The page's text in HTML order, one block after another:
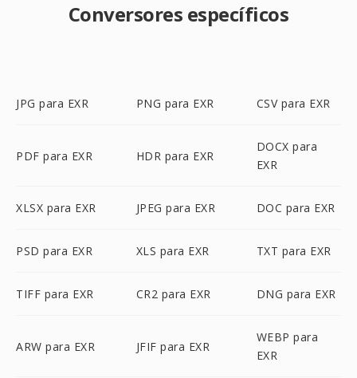
Conversores específicos
JPG para EXR PNG para EXR CSV para EXR
PDF para EXR HDR para EXR
DOCX para
EXR
XLSX para EXR JPEG para EXR DOC para EXR
PSD para EXR XLS para EXR TXT para EXR
TIFF para EXR CR2 para EXR DNG para EXR
ARW para EXR JFIF para EXR
WEBP para
EXR